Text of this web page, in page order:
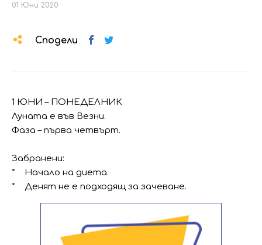
01 Юни 2020
Сподели
1 ЮНИ – ПОНЕДЕЛНИК
Луната е във Везни.
Фаза – първа четвърт.
Забранени:
* Начало на диета.
* Денят не е подходящ за зачеване.